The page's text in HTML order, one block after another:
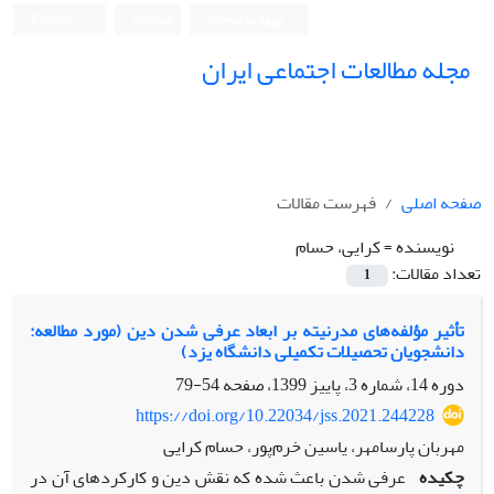
مجله مطالعات اجتماعی ایران
صفحه اصلی
فهرست مقالات
نویسنده =کرایی، حسام
تعداد مقالات:
1
تأثیر مؤلفه‌های مدرنیته بر ابعاد عرفی شدن دین (مورد مطالعه:
دانشجویان تحصیلات تکمیلی دانشگاه یزد)
دوره 14، شماره 3، پاییز 1399، صفحه
54-79
https://doi.org/10.22034/jss.2021.244228
مهربان پارسامهر، یاسین خرم‌پور، حسام کرایی
چکیده عرفی شدن باعث شده که نقش دین و کارکردهای آن در